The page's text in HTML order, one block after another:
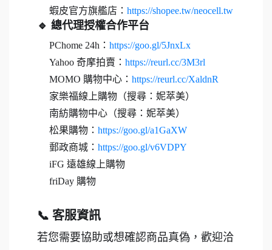
蝦皮官方旗艦店： https://shopee.tw/neocell.tw
🔹 總代理授權合作平台
PChome 24h： https://goo.gl/5JnxLx
Yahoo 奇摩拍賣： https://reurl.cc/3M3rl
MOMO 購物中心： https://reurl.cc/XaldnR
家樂福線上購物（搜尋：妮萃美）
南紡購物中心（搜尋：妮萃美）
松果購物： https://goo.gl/a1GaXW
郵政商城： https://goo.gl/v6VDPY
iFG 遠雄線上購物
friDay 購物
📞 客服資訊
若您需要協助或想確認商品真偽，歡迎洽